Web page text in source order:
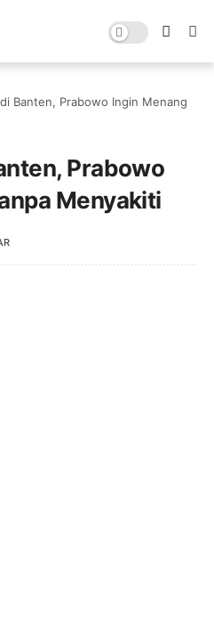
Banten, Prabowo Ingin Menang
Prabowo
Menyakiti